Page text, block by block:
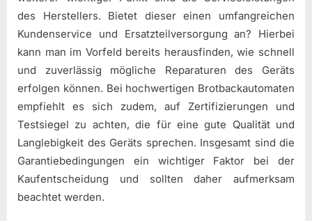
des Herstellers. Bietet dieser einen umfangreichen
Kundenservice und Ersatzteilversorgung an? Hierbei
kann man im Vorfeld bereits herausfinden, wie schnell
und zuverlässig mögliche Reparaturen des Geräts
erfolgen können. Bei hochwertigen Brotbackautomaten
empfiehlt es sich zudem, auf Zertifizierungen und
Testsiegel zu achten, die für eine gute Qualität und
Langlebigkeit des Geräts sprechen. Insgesamt sind die
Garantiebedingungen ein wichtiger Faktor bei der
Kaufentscheidung und sollten daher aufmerksam
beachtet werden.